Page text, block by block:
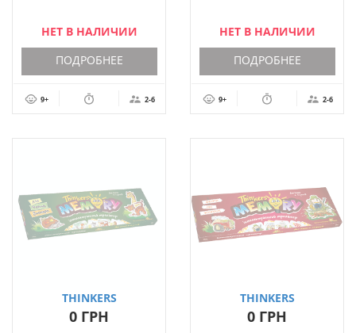
НЕТ В НАЛИЧИИ
ПОДРОБНЕЕ
9+ 2-6
НЕТ В НАЛИЧИИ
ПОДРОБНЕЕ
9+ 2-6
THINKERS
ІНТЕЛЕКТУАЛЬНА ГРА
0 ГРН
THINKERS
ІНТЕЛЕКТУАЛЬНА ГРА
0 ГРН